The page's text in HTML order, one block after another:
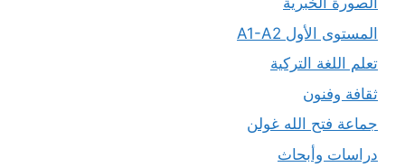
المستوى الأول A1-A2
تعلم اللغة التركية
ثقافة وفنون
جماعة فتح الله غولن
دراسات وأبحاث